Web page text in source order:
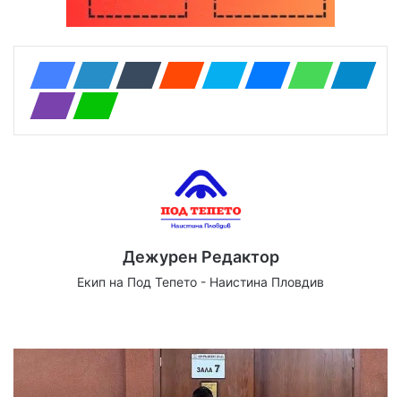
Дежурен Редактор
Екип на Под Тепето - Наистина Пловдив